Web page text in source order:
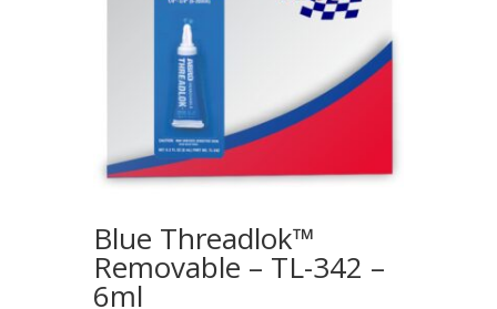
Blue Threadlok™
Removable – TL-342 –
6ml